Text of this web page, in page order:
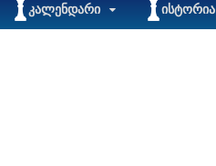
ᲙᲐᲚᲔᲜᲓᲐᲠᲘ ᲘᲡᲢᲝᲠᲘᲐ